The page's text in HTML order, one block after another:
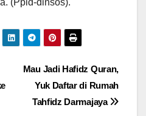
Mau Jadi Hafidz Quran,
Yuk Daftar di Rumah
Tahfidz Darmajaya